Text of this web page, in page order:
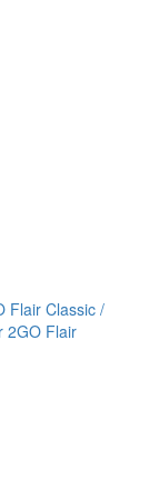
Flair Classic /
2GO Flair